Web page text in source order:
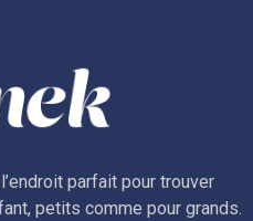
parfait pour trouver
petits comme pour grands.